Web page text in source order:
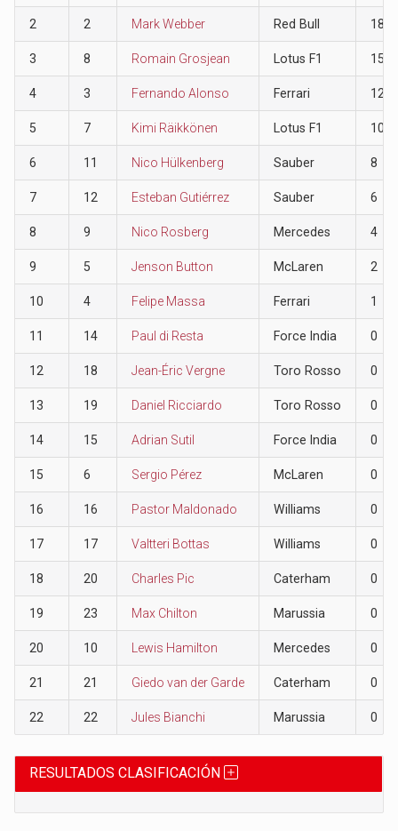
2 2 Mark Webber Red Bull 18
3 8 Romain Grosjean Lotus F1 15
4 3 Fernando Alonso Ferrari 12
5 7 Kimi Räikkönen Lotus F1 10
6 11 Nico Hülkenberg Sauber 8
7 12 Esteban Gutiérrez Sauber 6
8 9 Nico Rosberg Mercedes 4
9 5 Jenson Button McLaren 2
10 4 Felipe Massa Ferrari 1
11 14 Paul di Resta Force India 0
12 18 Jean-Éric Vergne Toro Rosso 0
13 19 Daniel Ricciardo Toro Rosso 0
14 15 Adrian Sutil Force India 0
15 6 Sergio Pérez McLaren 0
16 16 Pastor Maldonado Williams 0
17 17 Valtteri Bottas Williams 0
18 20 Charles Pic Caterham 0
19 23 Max Chilton Marussia 0
20 10 Lewis Hamilton Mercedes 0
21 21 Giedo van der Garde Caterham 0
22 22 Jules Bianchi Marussia 0
RESULTADOS CLASIFICACIÓN